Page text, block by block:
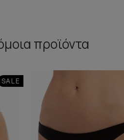
προϊόντα
SALE